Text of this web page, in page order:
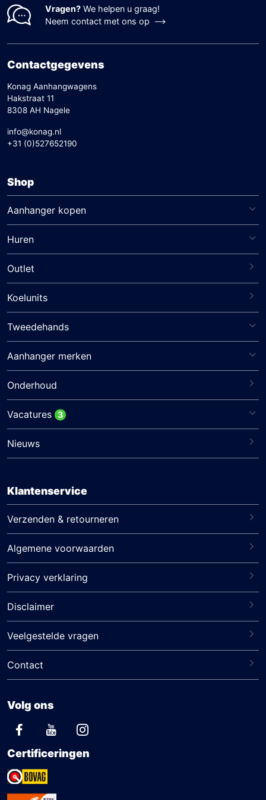
Vragen? We helpen u graag!
Neem contact met ons op
Contactgegevens
Konag Aanhangwagens
Hakstraat 11
8308 AH Nagele
info@konag.nl
+31 (0)527652190
Shop
Aanhanger kopen
Huren
Outlet
Koelunits
Tweedehands
Aanhanger merken
Onderhoud
Vacatures 3
Nieuws
Klantenservice
Verzenden & retourneren
Algemene voorwaarden
Privacy verklaring
Disclaimer
Veelgestelde vragen
Contact
Volg ons
Certificeringen